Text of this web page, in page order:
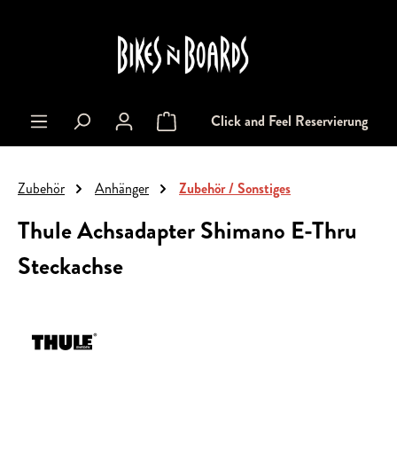
Warenkorb enthält 0 Positionen. Der
Click and Feel Reservierung
Zubehör Anhänger Zubehör / Sonstiges
Thule Achsadapter Shimano E-Thru
Steckachse